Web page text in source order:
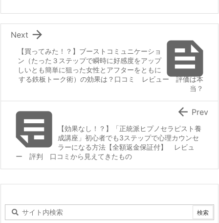

【買ってみた！？】ブーストコミュニケーショ
ン（たった３ステップで瞬時に好感度をアップ
しいとも簡単に狙った女性とアフターをともに
する鉄板トーク術）の効果は？口コミ レビュー 評価は本
当？

Next
 【効果なし！？】「正統派ヒプノセラピスト養
成講座」初心者でも3ステップで心理カウンセ
ラーになる方法【全額返金保証付】 レビュ
ー 評判 口コミから見えてきたもの
 Prev